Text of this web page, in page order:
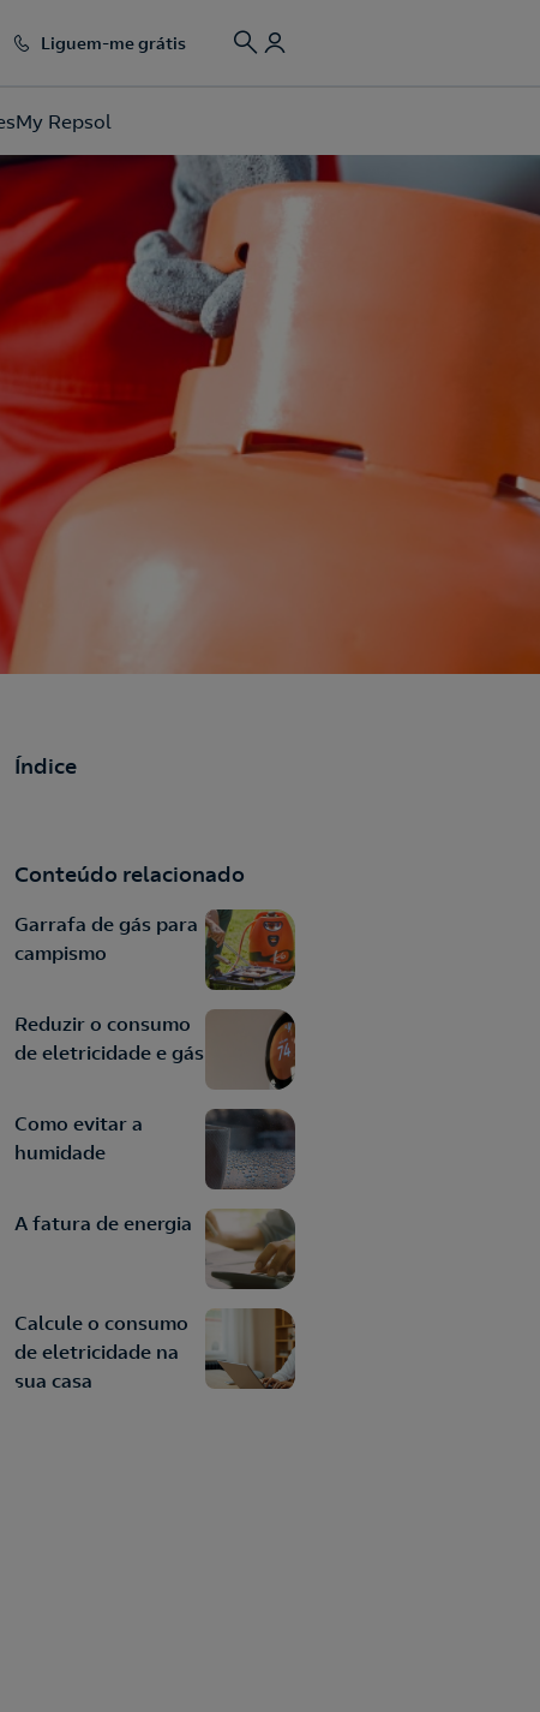
Liguem-me grátis
My Repsol
Índice
Conteúdo relacionado
Garrafa de gás para
campismo
Reduzir o consumo
de eletricidade e gás
Como evitar a
humidade
A fatura de energia
Calcule o consumo
de eletricidade na
sua casa